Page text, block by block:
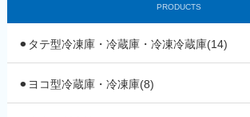
PRODUCTS
⚫︎タテ型冷凍庫・冷蔵庫・冷凍冷蔵庫(14)
⚫︎ヨコ型冷蔵庫・冷凍庫(8)